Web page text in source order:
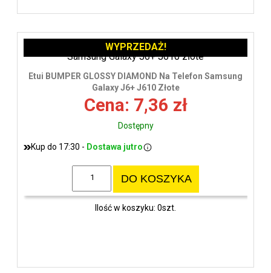
Etui BUMPER GLOSSY DIAMOND Na Telefon Samsung
Galaxy J6+ J610 Złote
Cena: 7,36 zł
Dostępny
Kup do 17:30 - Dostawa jutro
DO KOSZYKA
Ilość w koszyku: 0szt.
WYPRZEDAŻ!